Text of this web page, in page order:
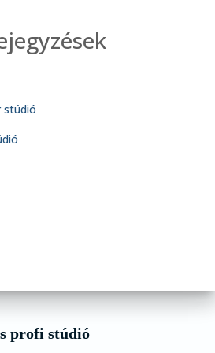
stúdió
profi stúdió